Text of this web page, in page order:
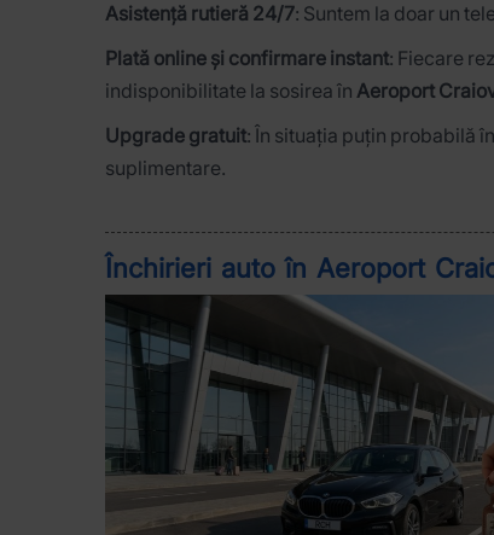
Asistență rutieră 24/7: Suntem la doar un
Plată online și confirmare instant: Fiecare
indisponibilitate la sosirea în Aeroport
Upgrade gratuit: În situația puțin probabilă
suplimentare.
Închirieri auto în Aeroport